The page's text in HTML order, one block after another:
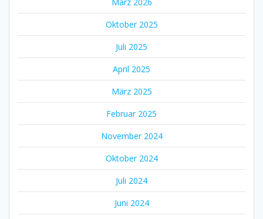
Oktober 2025
Juli 2025
April 2025
März 2025
Februar 2025
November 2024
Oktober 2024
Juli 2024
Juni 2024